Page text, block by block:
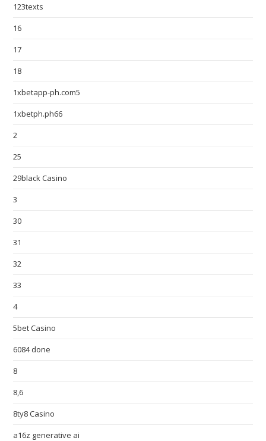
123texts
16
17
18
1xbetapp-ph.com5
1xbetph.ph66
2
25
29black Casino
3
30
31
32
33
4
5bet Casino
6084 done
8
8,6
8ty8 Casino
a16z generative ai